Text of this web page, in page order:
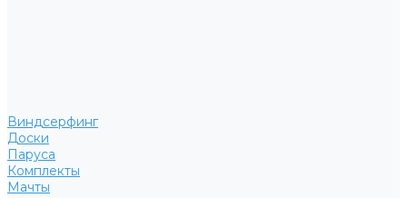
Виндсерфинг
Доски
Паруса
Комплекты
Мачты